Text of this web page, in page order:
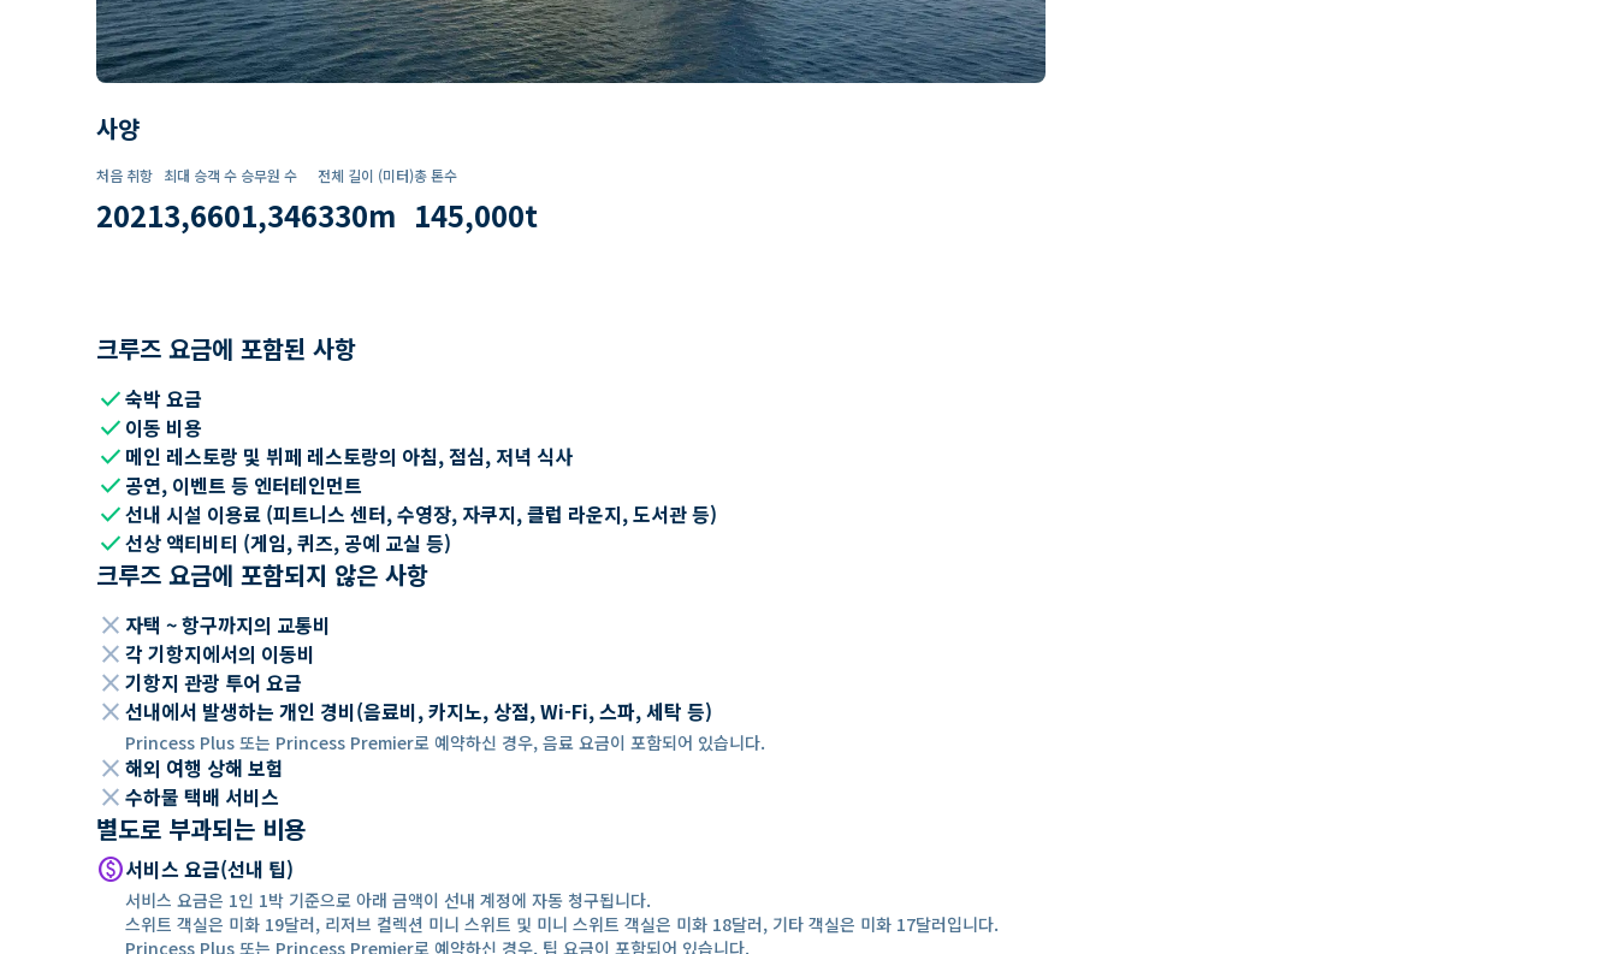
사양
처음 취항
2021
최대 승객 수
3,660
승무원 수
1,346
전체 길이 (미터)
330m
총 톤수
145,000t
크루즈 요금에 포함된 사항
check숙박 요금
check 이동 비용
check 메인 레스토랑 및 뷔페 레스토랑의 아침, 점심, 저녁 식사
check 공연, 이벤트 등 엔터테인먼트
check선내 시설 이용료 (피트니스 센터, 수영장, 자쿠지, 클럽 라운지, 도서관 등)
check선상 액티비티 (게임, 퀴즈, 공예 교실 등)
크루즈 요금에 포함되지 않은 사항
close 자택 ~ 항구까지의 교통비
close 각 기항지에서의 이동비
close 기항지 관광 투어 요금
close 선내에서 발생하는 개인 경비(음료비, 카지노, 상점, Wi-Fi, 스파, 세탁 등)
Princess Plus 또는 Princess Premier로 예약하신 경우, 음료 요금이 포함되어 있습니다.
close 해외 여행 상해 보험
close 수하물 택배 서비스
별도로 부과되는 비용
paid서비스 요금(선내 팁)
서비스 요금은 1인 1박 기준으로 아래 금액이 선내 계정에 자동 청구됩니다.
스위트 객실은 미화 19달러, 리저브 컬렉션 미니 스위트 및 미니 스위트 객실은 미화 18달러, 기타 객실은 미화 17달러입니다.
Princess Plus 또는 Princess Premier로 예약하신 경우, 팁 요금이 포함되어 있습니다.